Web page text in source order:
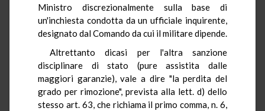
Ministro discrezionalmente sulla base di
un'inchiesta condotta da un ufficiale inquirente,
designato dal Comando da cui il militare dipende.
Altrettanto dicasi per l'altra sanzione
disciplinare di stato (pure assistita dalle
maggiori garanzie), vale a dire "la perdita del
grado per rimozione", prevista alla lett. d) dello
stesso art. 63, che richiama il primo comma, n. 6,